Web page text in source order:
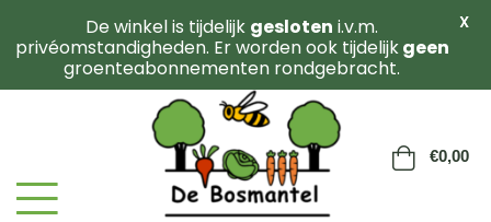
€0,00
De winkel is tijdelijk gesloten i.v.m.
privéomstandigheden. Er worden ook tijdelijkgeen
groenteabonnementen rondgebracht.
X